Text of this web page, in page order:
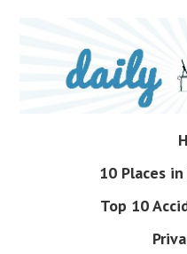
10 Places
Top 10